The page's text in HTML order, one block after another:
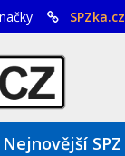
SPZka.cz
Nejnovější SPZ